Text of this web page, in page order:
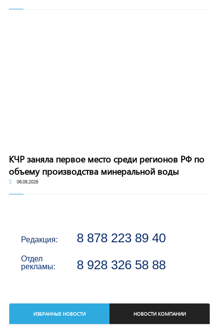
КЧР заняла первое место среди регионов РФ по
объему производства минеральной воды
06.08.2026
Редакция: 8 878 223 89 40
Отдел
рекламы:
8 928 326 58 88
ИЗБРАННЫЕ НОВОСТИ НОВОСТИ КОМПАНИИ